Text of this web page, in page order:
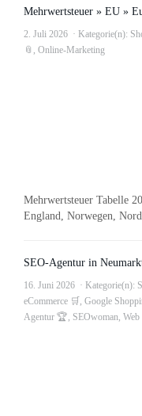
Mehrwertsteuer » EU »
2. Juli 2026 Kategorie(n):
📎 , Online-Marketing
Mehrwertsteuer Tabelle
England, Norwegen,
SEO-Agentur in
16. Juni 2026 Kategorie(n):
eCommerce 🛒, Google
Agentur 🏆, SEOwoman,